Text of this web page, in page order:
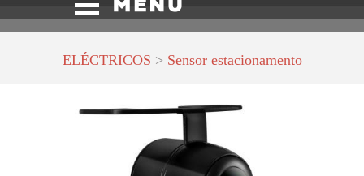
ELÉCTRICOS > Sensor estacionamento